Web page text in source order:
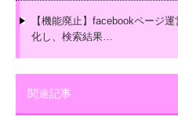
【機能廃止】facebookページ
化し、検索結果…
関連記事